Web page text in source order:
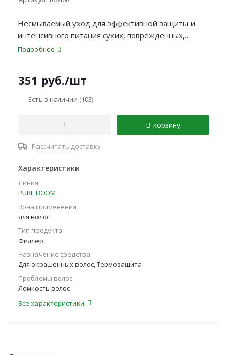
Несмываемый уход для эффективной защиты и
интенсивного питания сухих, поврежденных,
тусклых и окрашенных волос.
Подробнее
351 руб./шт
Есть в наличии (103)
В корзину
Рассчитать доставку
Характеристики
Линия
PURE BOOM
Зона применения
для волос
Тип продукта
Филлер
Назначение средства
Для окрашенных волос, Термозащита
Проблемы волос
Ломкость волос
Все характеристики